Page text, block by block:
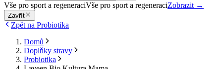
Vše pro sport a regeneraciVše pro sport a regeneraciZobrazit →
Zavřít
Zpět na Probiotika
Domů
Doplňky stravy
Probiotika